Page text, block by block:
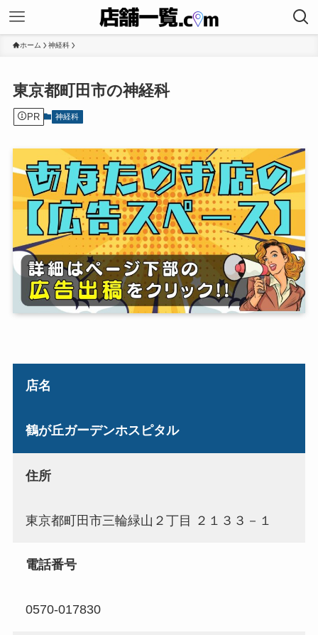
ホーム 神経科
東京都町田市の神経科
PR 神経科
店名
鶴が丘ガーデンホスピタル
住所
東京都町田市三輪緑山２丁目 ２１３３－１
電話番号
0570-017830